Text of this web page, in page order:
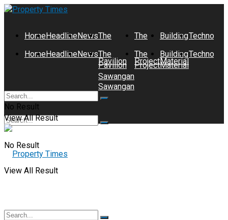
HomeHeadlineNewsThe
Pavilion
Sawangan
The
Project
Building
Material
No Result
View All Result
HomeHeadlineNewsThe
Pavilion
Sawangan
The
Project
Building
Material
No Result
View All Result